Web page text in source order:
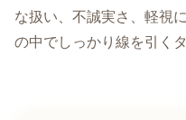
な扱い、不誠実さ、軽視
の中でしっかり線を引く